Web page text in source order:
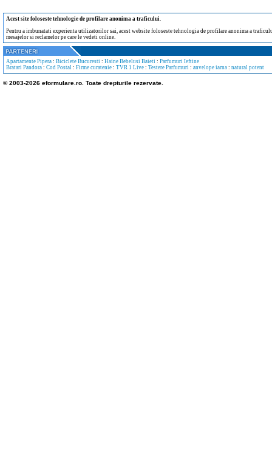
Acest site foloseste tehnologie de profilare anonima a traficului.
Pentru a imbunatati experienta utilizatorilor sai, acest website foloseste tehnologia de profilare anonima a
mesajelor si reclamelor pe care le vedeti online.
Apartamente Pipera : Biciclete Bucuresti : Haine Bebelusi Baieti : Parfumuri Ieftine
Bratari Pandora : Cod Postal : Firme curatenie : TVR 1 Live : Testere Parfumuri : anvelope iarna : natural potent
© 2003-2026 eformulare.ro. Toate drepturile rezervate.